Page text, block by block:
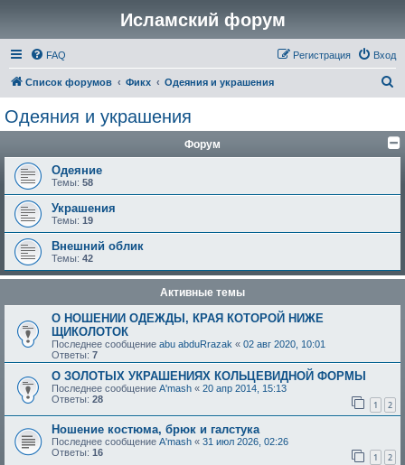
Исламский форум
FAQ Вход
Регистрация
Список форумов Фикх Одеяния и украшения
с
Одеяния и украшения
Форум
Одеяние
Темы: 58
Украшения
Темы: 19
Внешний облик
Темы: 42
Активные темы
О НОШЕНИИ ОДЕЖДЫ, КРАЯ КОТОРОЙ НИЖЕ
ЩИКОЛОТОК
Последнее сообщение abu abduRrazak « 02 авг 2020, 10:01
Ответы: 7
О ЗОЛОТЫХ УКРАШЕНИЯХ КОЛЬЦЕВИДНОЙ ФОРМЫ
Последнее сообщение A'mash « 20 апр 2014, 15:13
Ответы: 28 1 2
Ношение костюма, брюк и галстука
Последнее сообщение A'mash « 31 июл 2026, 02:26
Ответы: 16 1 2